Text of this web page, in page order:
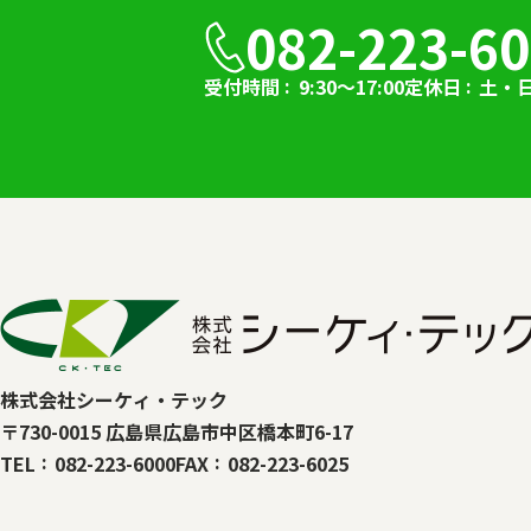
082-223-
受付時間 9:30～17:00定休日 土・
株式会社シーケィ・テック
〒730-0015 広島県広島市中区橋本町6-17
TEL
082-223-6000FAX 082-223-6025